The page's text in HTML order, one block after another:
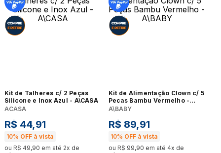
Kit de Talheres c/ 2 Peças
Silicone e Inox Azul - A\CASA
ACASA
R$ 44,91
10% OFF à vista
ou R$ 49,90 em até 2x de
Kit de Alimentação Clown c/ 5
Peças Bambu Vermelho -
A\BABY
A\BABY
R$ 89,91
10% OFF à vista
ou R$ 99,90 em até 4x de